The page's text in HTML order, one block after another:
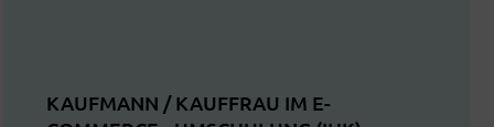
KAUFMANN / KAUFFRAU IM E-